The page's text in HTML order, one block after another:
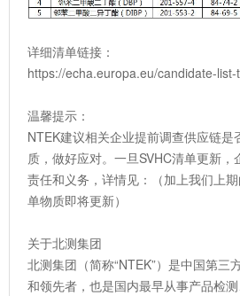
详细清单链接：
https://echa.europa.eu/candidate-list-
温馨提示：
NTEK建议相关企业提前调查供应链是
质，做好应对。一旦SVHC清单更新
责任和义务，详情见：（加上我们上
单物质即将更新）
关于北测集团
北测集团（简称“NTEK”）是中国第三
和领先者，也是国内最早从事产品检